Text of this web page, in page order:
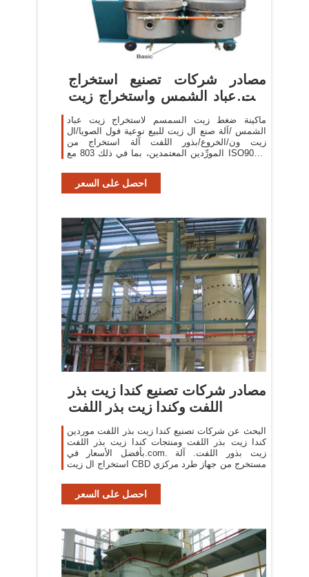
مصادر شركات تصنيع استخراج
زيت عباد الشمس واستخراج زيت
عباد
ماكينة ضغط زيت السمسم لاستخراج زيت عباد
الشمس /آلة صنع ال زيت للبيع نوعية فول الصويا/ال
زيت ون/الخروع/بذور اللفت آلة استخراج من
المورِّدين المعتمدين، بما في ذلك 803 مع ISO9001،
احصل على السعر
مصادر شركات تصنيع كندا زيت بذر
اللفت وكندا زيت بذر اللفت
البحث عن شركات تصنيع كندا زيت بذر اللفت موردين
كندا زيت بذر اللفت ومنتجات كندا زيت بذر اللفت
بأفضل الأسعار في.com. زيت بذور اللفت. آلة
استخراج ال زيت CBD مستخرج من جهاز طرد مركزي
احصل على السعر